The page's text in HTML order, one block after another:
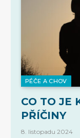
PÉČE A CHOV
CO TO JE
PŘÍČINY
8. listopadu 2024